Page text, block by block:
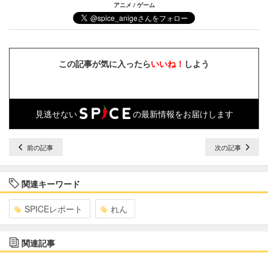
アニメ / ゲーム
この記事が気に入ったらいいね！ しよう
見逃せない の最新情報をお届けします
前の記事 次の記事
関連キーワード
SPICEレポート れん
関連記事